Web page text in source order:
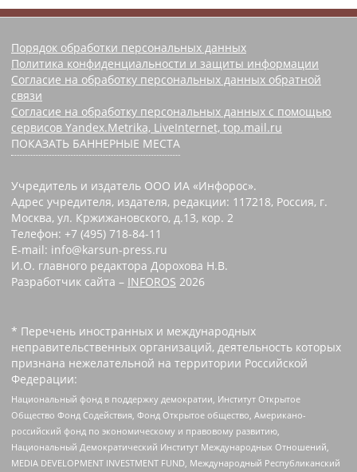
Порядок обработки персональных данных
Политика конфиденциальности и защиты информации
Согласие на обработку персональных данных обратной
связи
Согласие на обработку персональных данных с помощью
сервисов Yandex.Metrika, LiveInternet, top.mail.ru
ПОКАЗАТЬ БАННЕРНЫЕ МЕСТА
Учредитель и издатель ООО ИА «Инфорос».
Адрес учредителя, издателя, редакции: 117218, Россия, г.
Москва, ул. Кржижановского, д.13, кор. 2
Телефон: +7 (495) 718-84-11
E-mail: info@karsun-press.ru
И.О. главного редактора Дорохова Н.В.
Разработчик сайта – INFOROS 2026
* Перечень иностранных и международных
неправительственных организаций, деятельность которых
признана нежелательной на территории Российской
Федерации:
Национальный фонд в поддержку демократии, Институт Открытое
Общество Фонд Содействия, Фонд Открытое общество, Американо-
российский фонд по экономическому и правовому развитию,
Национальный Демократический Институт Международных Отношений,
MEDIA DEVELOPMENT INVESTMENT FUND, Международный Республиканский